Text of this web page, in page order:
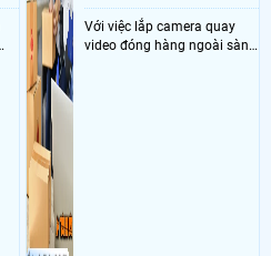
Với việc lắp camera quay
video đóng hàng ngoài sàn